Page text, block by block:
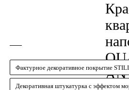
Фактурное декоративное покрытие
Декоративная штукатурка с эффектом